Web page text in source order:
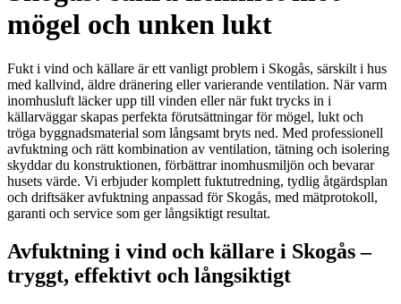
mögel och unken lukt
Fukt i vind och källare är ett vanligt problem i Skogås, särskilt i hus
med kallvind, äldre dränering eller varierande ventilation. När varm
inomhusluft läcker upp till vinden eller när fukt trycks in i
källarväggar skapas perfekta förutsättningar för mögel, lukt och
tröga byggnadsmaterial som långsamt bryts ned. Med professionell
avfuktning och rätt kombination av ventilation, tätning och isolering
skyddar du konstruktionen, förbättrar inomhusmiljön och bevarar
husets värde. Vi erbjuder komplett fuktutredning, tydlig åtgärdsplan
och driftsäker avfuktning anpassad för Skogås, med mätprotokoll,
garanti och service som ger långsiktigt resultat.
Avfuktning i vind och källare i Skogås –
tryggt, effektivt och långsiktigt